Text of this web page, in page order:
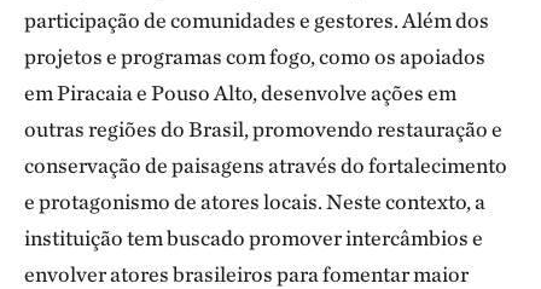
participação de comunidades e gestores. Além dos
projetos e programas com fogo, como os apoiados
em Piracaia e Pouso Alto, desenvolve ações em
outras regiões do Brasil, promovendo restauração e
conservação de paisagens através do fortalecimento
e protagonismo de atores locais. Neste contexto, a
instituição tem buscado promover intercâmbios e
envolver atores brasileiros para fomentar maior